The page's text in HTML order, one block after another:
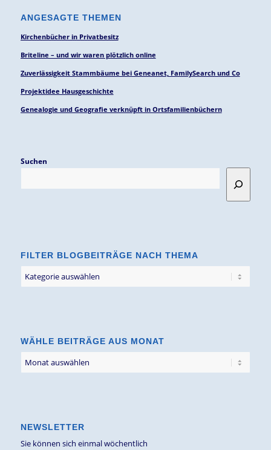
ANGESAGTE THEMEN
Kirchenbücher in Privatbesitz
Briteline – und wir waren plötzlich online
Zuverlässigkeit Stammbäume bei Geneanet, FamilySearch und Co
Projektidee Hausgeschichte
Genealogie und Geografie verknüpft in Ortsfamilienbüchern
Suchen
FILTER BLOGBEITRÄGE NACH THEMA
Blogbeiträge
WÄHLE BEITRÄGE AUS MONAT
NEWSLETTER
Sie können sich einmal wöchentlich